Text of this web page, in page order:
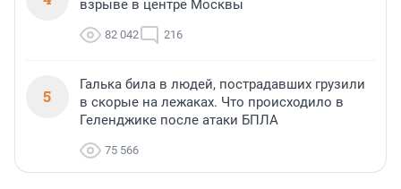
взрыве в центре Москвы
82 042 216
5
Галька била в людей, пострадавших грузили
в скорые на лежаках. Что происходило в
Геленджике после атаки БПЛА
75 566